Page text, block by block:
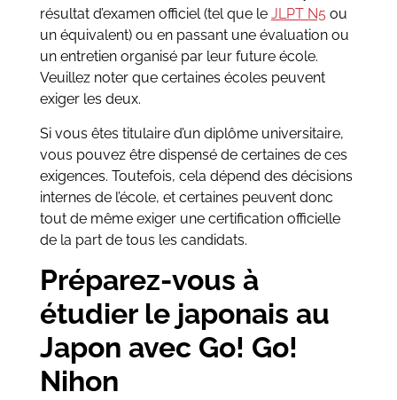
résultat d’examen officiel (tel que le JLPT N5 ou
un équivalent) ou en passant une évaluation ou
un entretien organisé par leur future école.
Veuillez noter que certaines écoles peuvent
exiger les deux.
Si vous êtes titulaire d’un diplôme universitaire,
vous pouvez être dispensé de certaines de ces
exigences. Toutefois, cela dépend des décisions
internes de l’école, et certaines peuvent donc
tout de même exiger une certification officielle
de la part de tous les candidats.
Préparez-vous à
étudier le japonais au
Japon avec Go! Go!
Nihon